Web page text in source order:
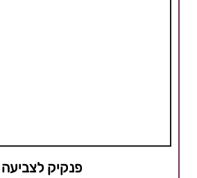
פנקיק לצביעה